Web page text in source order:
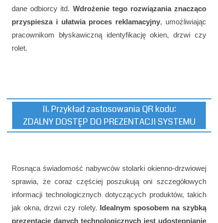
dane odbiorcy itd. Wdrożenie tego rozwiązania znacząco
przyspiesza i ułatwia proces reklamacyjny, umożliwiając
pracownikom błyskawiczną identyfikację okien, drzwi czy
rolet.
II. Przykład zastosowania QR kodu:
ZDALNY DOSTĘP DO PREZENTACJI SYSTEMU
Rosnąca świadomość nabywców stolarki okienno-drzwiowej
sprawia, że coraz częściej poszukują oni szczegółowych
informacji technologicznych dotyczących produktów, takich
jak okna, drzwi czy rolety. Idealnym sposobem na szybką
prezentację danych technologicznych jest udostępnianie